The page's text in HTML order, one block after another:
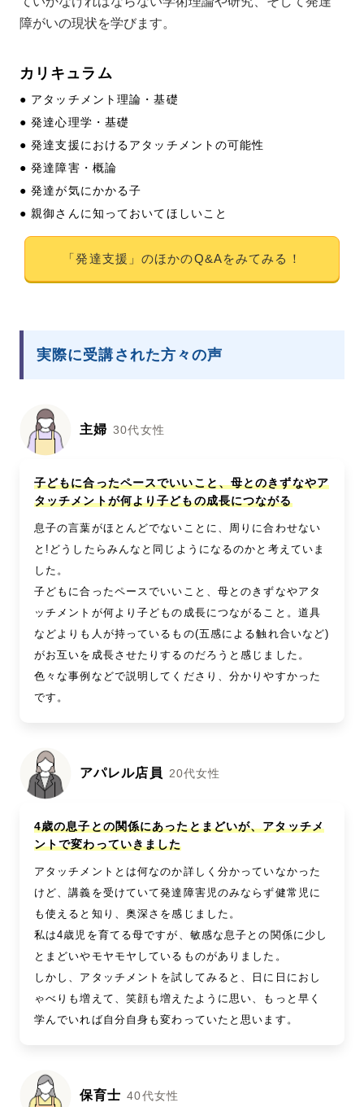
障がいの現状を学びます。
カリキュラム
● アタッチメント理論・基礎
● 発達心理学・基礎
● 発達支援におけるアタッチメントの可能性
● 発達障害・概論
● 発達が気にかかる子
● 親御さんに知っておいてほしいこと
「発達支援」のほかのQ&Aをみてみる！
実際に受講された方々の声
主婦 30代女性
子どもに合ったペースでいいこと、母とのきずなやア
タッチメントが何より子どもの成長につながる
息子の言葉がほとんどでないことに、周りに合わせない
と!どうしたらみんなと同じようになるのかと考えていま
した。
子どもに合ったペースでいいこと、母とのきずなやアタ
ッチメントが何より子どもの成長につながること。道具
などよりも人が持っているもの(五感による触れ合いなど)
がお互いを成長させたりするのだろうと感じました。
色々な事例などで説明してくださり、分かりやすかった
です。
アパレル店員 20代女性
4歳の息子との関係にあったとまどいが、アタッチメ
ントで変わっていきました
アタッチメントとは何なのか詳しく分かっていなかった
けど、講義を受けていて発達障害児のみならず健常児に
も使えると知り、奥深さを感じました。
私は4歳児を育てる母ですが、敏感な息子との関係に少し
とまどいやモヤモヤしているものがありました。
しかし、アタッチメントを試してみると、日に日におし
ゃべりも増えて、笑顔も増えたように思い、もっと早く
学んでいれば自分自身も変わっていたと思います。
保育士 40代女性